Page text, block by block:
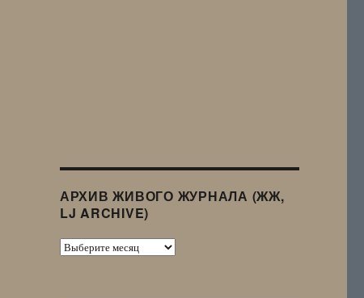
АРХИВ ЖИВОГО ЖУРНАЛА (ЖЖ,
LJ ARCHIVE)
Архив